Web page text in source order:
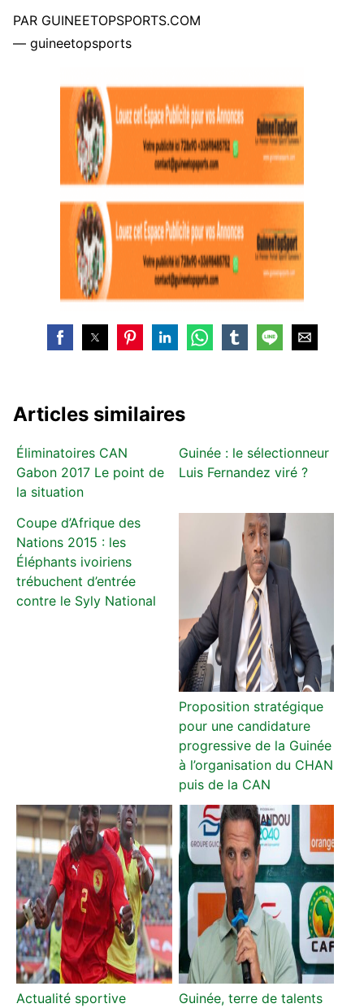
PAR GUINEETOPSPORTS.COM
— guineetopsports
Articles similaires
Éliminatoires CAN
Gabon 2017 Le point de
la situation
Guinée : le sélectionneur
Luis Fernandez viré ?
Coupe d’Afrique des
Nations 2015 : les
Éléphants ivoiriens
trébuchent d’entrée
contre le Syly National
Proposition stratégique
pour une candidature
progressive de la Guinée
à l’organisation du CHAN
puis de la CAN
Actualité sportive
Guinée, terre de talents